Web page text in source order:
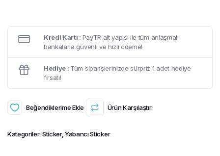
Kredi Kartı : PayTR alt yapısı ile tüm anlaşmalı
bankalarla güvenli ve hızlı ödeme!
Hediye : Tüm siparişlerinizde sürpriz 1 adet hediye
fırsatı!
Beğendiklerime Ekle Ürün Karşılaştır
Kategoriler: Sticker, Yabancı Sticker